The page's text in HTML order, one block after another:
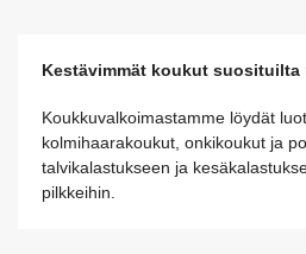
Kestävimmät koukut suosituilta
Koukkuvalkoimastamme löydät
kolmihaarakoukut, onkikoukut ja
talvikalastukseen ja
pilkkeihin.